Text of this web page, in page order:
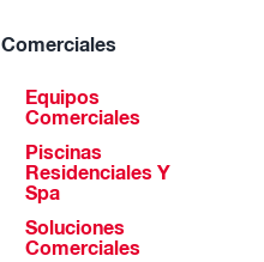
Comerciales
Equipos
Comerciales
Piscinas
Residenciales Y
Spa
Soluciones
Comerciales